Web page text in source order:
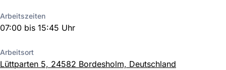
Arbeitszeiten
07:00 bis 15:45 Uhr
Arbeitsort
Lüttparten 5, 24582 Bordesholm, Deutschland